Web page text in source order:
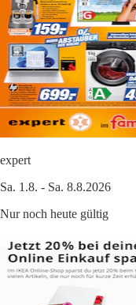
expert
Sa. 1.8. - Sa. 8.8.2026
Nur noch heute gültig